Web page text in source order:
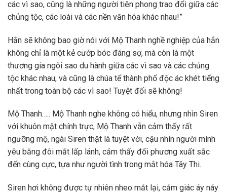
các vì sao, cũng là những người tiên phong trao đổi giữa các
chủng tộc, các loài và các nền văn hóa khác nhau!”
Hắn sẽ không bao giờ nói với Mộ Thanh nghề nghiệp của hắn
không chỉ là một kẻ cướp bóc đáng sợ, mà còn là một
thương gia ngôi sao du hành giữa các vì sao và các chủng
tộc khác nhau, và cũng là chúa tể thành phố độc ác khét tiếng
nhất trong toàn bộ các vì sao! Tuyệt đối sẽ không!
Mộ Thanh….. Mộ Thanh nghe không có hiểu, nhưng nhìn Siren
với khuôn mặt chính trực, Mộ Thanh vẫn cảm thấy rất
ngưỡng mộ, ngài Siren thật là tuyệt vời, cậu nhìn người mình
yêu bằng đôi mắt lấp lánh, cảm thấy đối phương xuất sắc
đến cùng cực, tựa như người tình trong mắt hóa Tây Thi.
Siren hơi không được tự nhiên nheo mắt lại, cảm giác áy náy